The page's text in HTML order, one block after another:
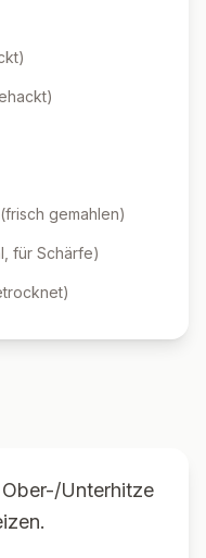
)
)
(frisch gemahlen)
für Schärfe)
)
Unterhitze